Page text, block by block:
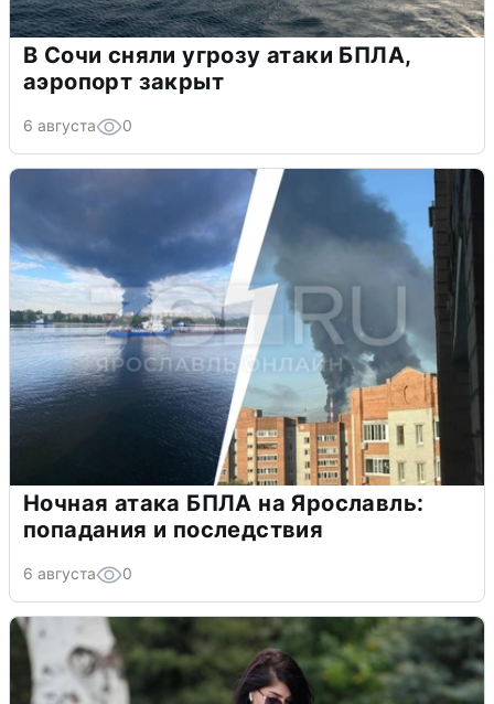
В Сочи сняли угрозу атаки БПЛА,
аэропорт закрыт
6 августа 0
Ночная атака БПЛА на Ярославль:
попадания и последствия
6 августа 0